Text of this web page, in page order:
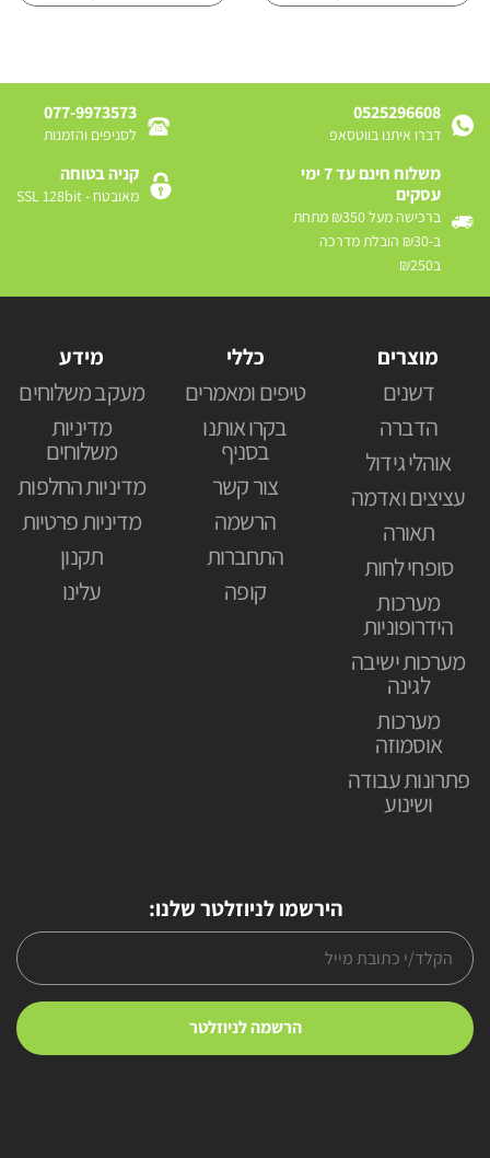
0525296608
דברו איתנו בווטסאפ
077-9973573
לסניפים והזמנות
משלוח חינם עד 7 ימי
עסקים
ברכישה מעל ₪350 מתחת
ב-₪30 הובלת מדרכה
ב₪250
קניה בטוחה
מאובטח - SSL 128bit
מוצרים
דשנים
הדברה
אוהלי גידול
עציצים ואדמה
תאורה
סופחי לחות
מערכות
הידרופוניות
מערכות ישיבה
לגינה
מערכות
אוסמוזה
פתרונות עבודה
ושינוע
כללי
טיפים ומאמרים
בקרו אותנו
בסניף
צור קשר
הרשמה
התחברות
קופה
מידע
מעקב משלוחים
מדיניות
משלוחים
מדיניות החלפות
מדיניות פרטיות
תקנון
עלינו
הירשמו לניוזלטר שלנו: